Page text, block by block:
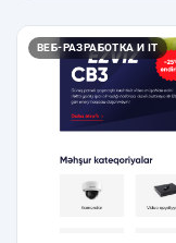
ВЕБ-РАЗРАБОТКА И IT